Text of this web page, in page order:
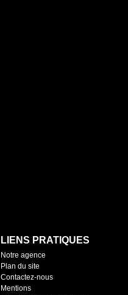
LIENS PRATIQUES
Notre agence
Plan du site
Contactez-nous
Mentions